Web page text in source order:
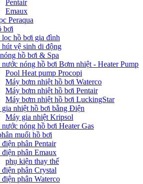
Pentair
Emaux
Peraqua
bơi
hồ bơi gia đình
vệ sinh di động
hồ bơi & Spa
nóng hồ bơi Bơm nhiệt - Heater Pump
Pool Heat pump Procopi
Máy bơm nhiệt hồ bơi Waterco
Máy bơm nhiệt hồ bơi Pentair
Máy bơm nhiệt hồ bơi LuckingStar
nhiệt hồ bơi bằng Điện
Máy gia nhiệt Kripsol
nóng hồ bơi Heater Gas
muối hồ bơi
phân Pentair
phân Emaux
phụ kiện thay thế
phân Crystal
phân Waterco